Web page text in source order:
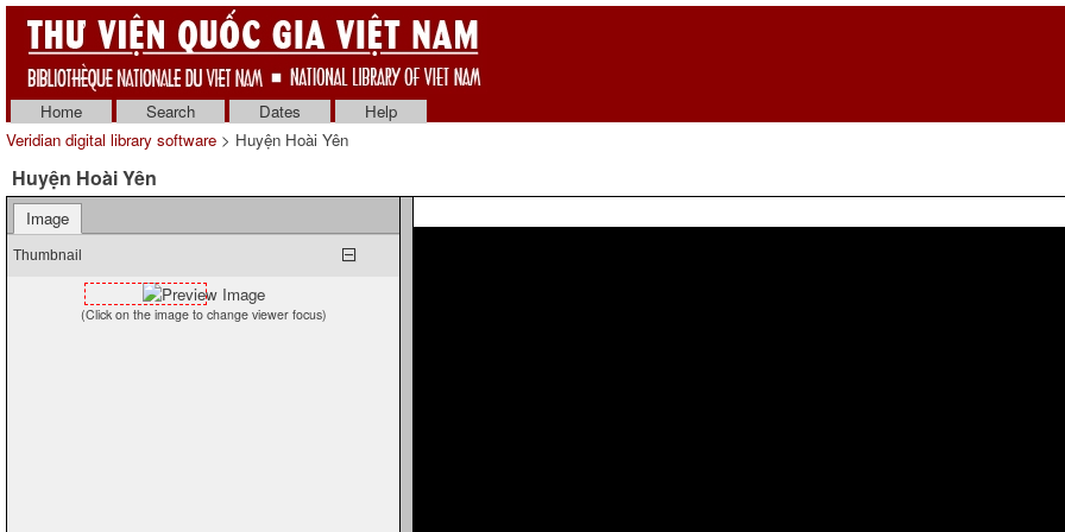
Home
Search Dates
Help
Veridian digital library software > Huyện Hoài Yên
Huyện Hoài Yên
Image
Thumbnail
(Click on the image to change viewer focus)